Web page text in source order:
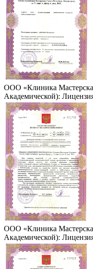
ООО «Клиника
Академической):
ООО «Клиника
Академической):